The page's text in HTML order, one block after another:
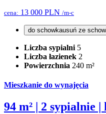
cena: 13 000 PLN /m-c
do schowkausuń ze
Liczba sypialni 5
Liczba łazienek 2
Powierzchnia 240 m²
Mieszkanie do wynajęcia
94 m² | 2 sypialnie